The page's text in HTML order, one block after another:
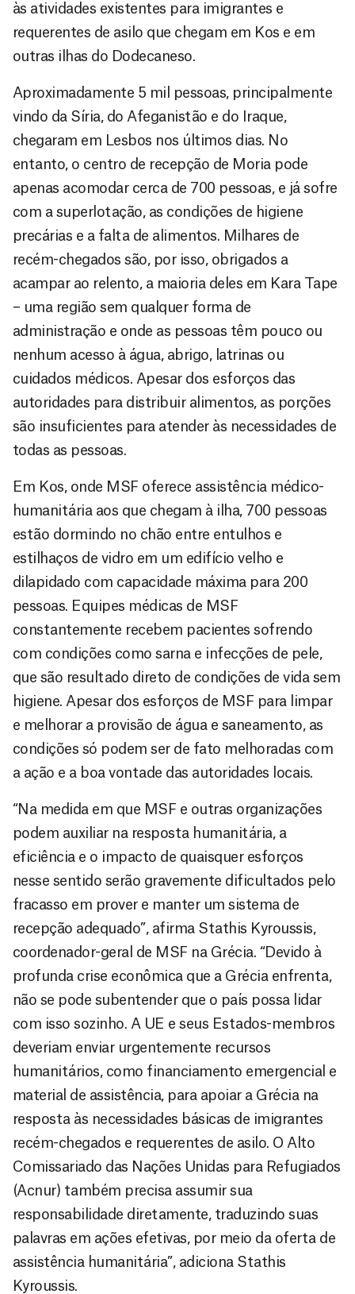
às atividades existentes para imigrantes e
requerentes de asilo que chegam em Kos e em
outras ilhas do Dodecaneso.
Aproximadamente 5 mil pessoas, principalmente
vindo da Síria, do Afeganistão e do Iraque,
chegaram em Lesbos nos últimos dias. No
entanto, o centro de recepção de Moria pode
apenas acomodar cerca de 700 pessoas, e já sofre
com a superlotação, as condições de higiene
precárias e a falta de alimentos. Milhares de
recém-chegados são, por isso, obrigados a
acampar ao relento, a maioria deles em Kara Tape
– uma região sem qualquer forma de
administração e onde as pessoas têm pouco ou
nenhum acesso à água, abrigo, latrinas ou
cuidados médicos. Apesar dos esforços das
autoridades para distribuir alimentos, as porções
são insuficientes para atender às necessidades de
todas as pessoas.
Em Kos, onde MSF oferece assistência médico-
humanitária aos que chegam à ilha, 700 pessoas
estão dormindo no chão entre entulhos e
estilhaços de vidro em um edifício velho e
dilapidado com capacidade máxima para 200
pessoas. Equipes médicas de MSF
constantemente recebem pacientes sofrendo
com condições como sarna e infecções de pele,
que são resultado direto de condições de vida sem
higiene. Apesar dos esforços de MSF para limpar
e melhorar a provisão de água e saneamento, as
condições só podem ser de fato melhoradas com
a ação e a boa vontade das autoridades locais.
“Na medida em que MSF e outras organizações
podem auxiliar na resposta humanitária, a
eficiência e o impacto de quaisquer esforços
nesse sentido serão gravemente dificultados pelo
fracasso em prover e manter um sistema de
recepção adequado”, afirma Stathis Kyroussis,
coordenador-geral de MSF na Grécia. “Devido à
profunda crise econômica que a Grécia enfrenta,
não se pode subentender que o país possa lidar
com isso sozinho. A UE e seus Estados-membros
deveriam enviar urgentemente recursos
humanitários, como financiamento emergencial e
material de assistência, para apoiar a Grécia na
resposta às necessidades básicas de imigrantes
recém-chegados e requerentes de asilo. O Alto
Comissariado das Nações Unidas para Refugiados
(Acnur) também precisa assumir sua
responsabilidade diretamente, traduzindo suas
palavras em ações efetivas, por meio da oferta de
assistência humanitária”, adiciona Stathis
Kyroussis.